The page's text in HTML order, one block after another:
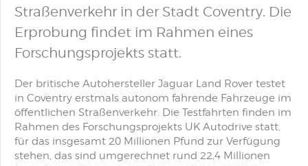
Straßenverkehr in der Stadt Coventry. Die
Erprobung findet im Rahmen eines
Forschungsprojekts statt.
Der britische Autohersteller Jaguar Land Rover testet
in Coventry erstmals autonom fahrende Fahrzeuge im
öffentlichen Straßenverkehr. Die Testfahrten finden im
Rahmen des Forschungsprojekts UK Autodrive statt,
für das insgesamt 20 Millionen Pfund zur Verfügung
stehen, das sind umgerechnet rund 22,4 Millionen